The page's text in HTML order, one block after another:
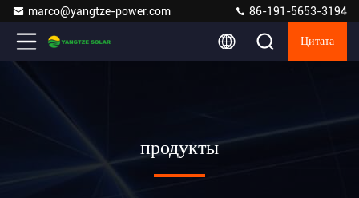
marco@yangtze-power.com 86-191-5653-3194
Цитата
продукты